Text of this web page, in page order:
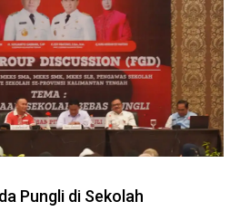
Pungli di Sekolah